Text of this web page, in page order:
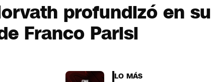
profundizó en
Franco Parisi
LO MÁS